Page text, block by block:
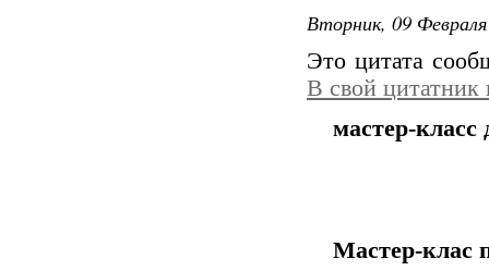
Вторник, 09
Это цитата
В свой цитатник
мастер-класс
Мастер-клас